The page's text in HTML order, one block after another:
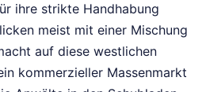
ihre strikte Handhabung
meist mit einer Mischung
auf diese westlichen
kommerzieller Massenmarkt